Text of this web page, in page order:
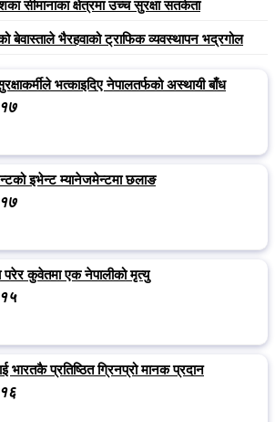
सीमानाका क्षेत्रमा उच्च सुरक्षा सतर्कता
बेवास्ताले भैरहवाको ट्राफिक व्यवस्थापन भद्रगोल
भत्काइदिए नेपालतर्फको अस्थायी बाँध
इभेन्ट म्यानेजमेन्टमा छलाङ
कुवेतमा एक नेपालीको मृत्यु
भारतकै प्रतिष्ठित ग्रिनप्रो मानक प्रदान